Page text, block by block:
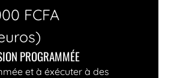
FCFA
PROGRAMMÉE
et à éxécuter à des